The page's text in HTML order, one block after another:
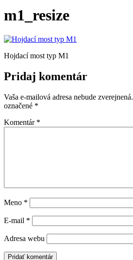
m1_resize
Hojdací most typ M1
Pridaj komentár
Vaša e-mailová adresa nebude zverejnená.
označené *
Komentár *
Meno *
E-mail *
Adresa webu